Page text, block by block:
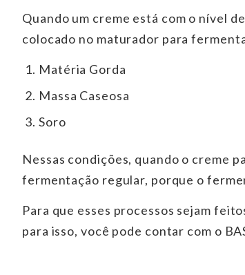
Quando um creme está com o nível
colocado no maturador para
Matéria Gorda
Massa Caseosa
Soro
Nessas condições, quando o creme
fermentação regular, porque o
Para que esses processos sejam
para isso, você pode contar com o